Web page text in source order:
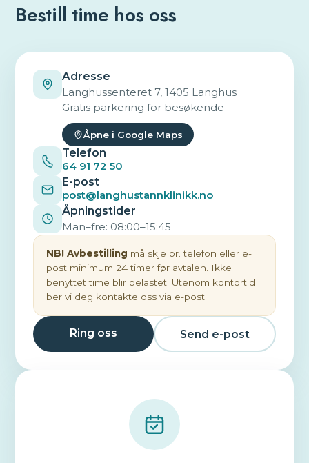
Bestill time hos oss
Adresse
Langhussenteret 7, 1405 Langhus
Gratis parkering for besøkende
Åpne i Google Maps
Telefon
64 91 72 50
E-post
post@langhustannklinikk.no
Åpningstider
Man–fre: 08:00–15:45
NB! Avbestilling må skje pr. telefon eller e-
post minimum 24 timer før avtalen. Ikke
benyttet time blir belastet. Utenom kontortid
ber vi deg kontakte oss via e-post.
Ring oss Send e-post